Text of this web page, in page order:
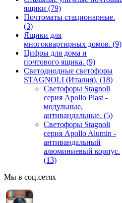
ящики (79)
Почтоматы стационарные.
(3)
Ящики для
многоквартирных домов. (9)
Цифры для дома и
почтового ящика. (9)
Светодиодные светофоры
STAGNOLI (Италия). (18)
Светофоры Stagnoli
серия Apollo Plast -
модульные,
антивандальные. (5)
Светофоры Stagnoli
серия Apollo Alumin -
антивандальный
алюминиевый корпус.
(13)
Мы в соц.сетях